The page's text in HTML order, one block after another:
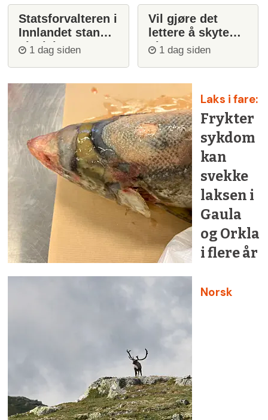
Statsforvalteren i
Innlandet stanser
ulvejakt
1 dag siden
Vil gjøre det
lettere å skyte
ulv1 dag siden
Laks i fare:
Frykter
sykdom
kan
svekke
laksen i
Gaula
og Orkla
i flere år
Norsk